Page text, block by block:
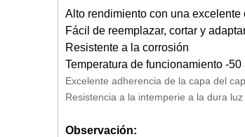
Alto rendimiento con una
Fácil de reemplazar, cortar y
Resistente a la corrosión
Temperatura de funcionamiento -
Excelente adherencia de la capa del
Resistencia a la intemperie a la dura
Observación: